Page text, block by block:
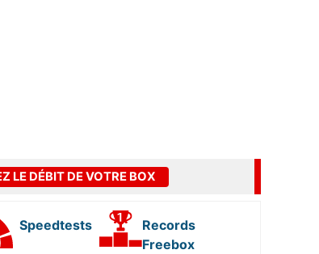
LE DÉBIT DE VOTRE BOX
Speedtests
Records
Freebox